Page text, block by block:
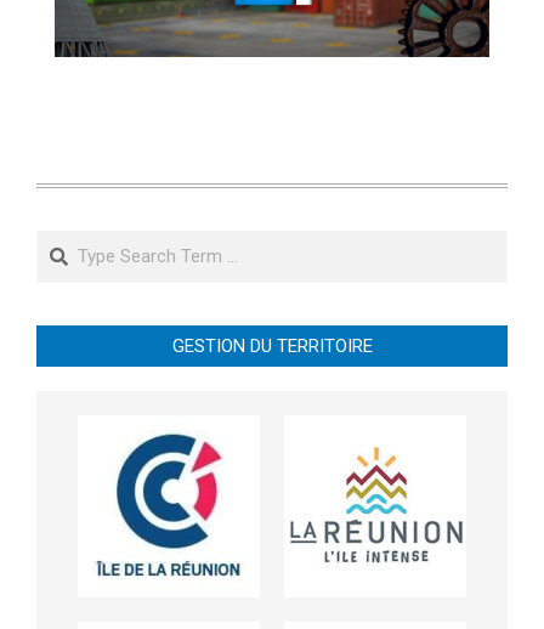
Search
GESTION DU TERRITOIRE